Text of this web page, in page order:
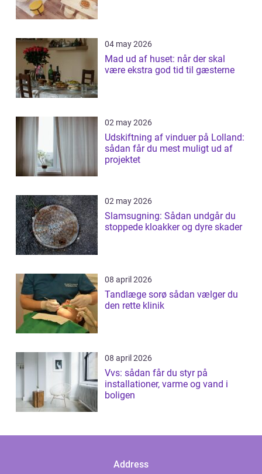
04 may 2026
Mad ud af huset: når der skal
være ekstra god tid til gæsterne
02 may 2026
Udskiftning af vinduer på Lolland:
sådan får du mest muligt ud af
projektet
02 may 2026
Slamsugning: Sådan undgår du
stoppede kloakker og dyre skader
08 april 2026
Tandlæge sorø sådan vælger du
den rette klinik
08 april 2026
Vvs: sådan får du styr på
installationer, varme og vand i
boligen
Address